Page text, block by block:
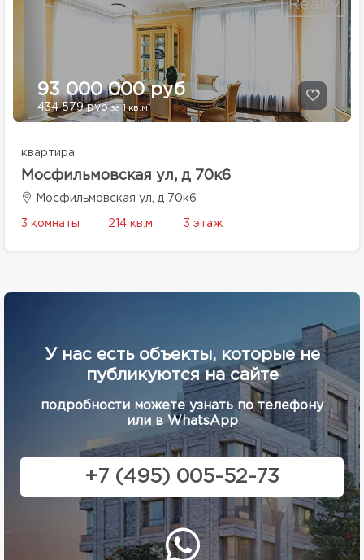
93 000 000 руб
434 579 рубза 1 кв.м.
квартира
Мосфильмовская ул, д 70к6
Мосфильмовская ул, д 70к6
3 комнаты 214 кв.м. 3 этаж
У нас есть объекты, которые не
публикуются на сайте
подробности можете узнать по телефону
или в WhatsApp
+7 (495) 005-52-73